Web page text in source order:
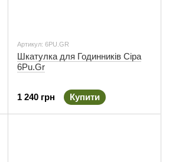
Артикул: 6PU.GR
Шкатулка для Годинників Сіра
6Pu.Gr
1 240 грн Купити